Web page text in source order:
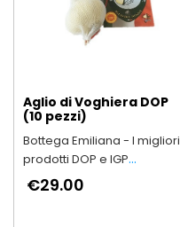
Aglio di Voghiera DOP
(10 pezzi)
Bottega Emiliana - I migliori
prodotti DOP e IGP
dell'Emilia-Romagna
€29.00